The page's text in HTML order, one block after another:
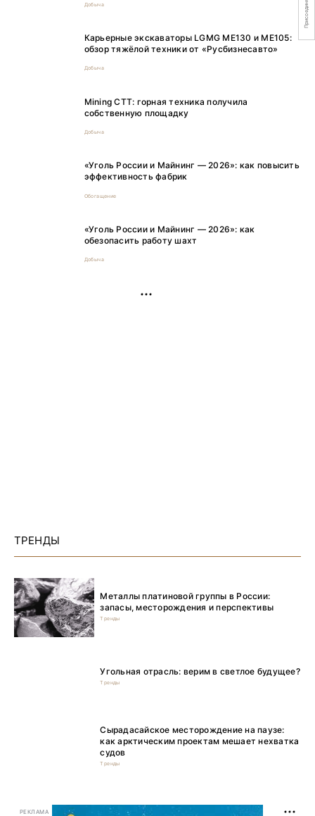
Добыча
Карьерные экскаваторы LGMG ME130 и ME105:
обзор тяжёлой техники от «Русбизнесавто»
Добыча
Mining CTT: горная техника получила
собственную площадку
Добыча
«Уголь России и Майнинг — 2026»: как повысить
эффективность фабрик
Обогащение
«Уголь России и Майнинг — 2026»: как
обезопасить работу шахт
Добыча
ТРЕНДЫ
Металлы платиновой группы в России:
запасы, месторождения и перспективы
Тренды
Угольная отрасль: верим в светлое будущее?
Тренды
Сырадасайское месторождение на паузе:
как арктическим проектам мешает нехватка
судов
Тренды
РЕКЛАМА